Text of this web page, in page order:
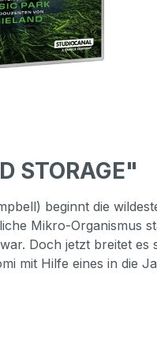
STORAGE"
beginnt die
Mikro-Organismus
Doch jetzt breitet
mit Hilfe eines in die